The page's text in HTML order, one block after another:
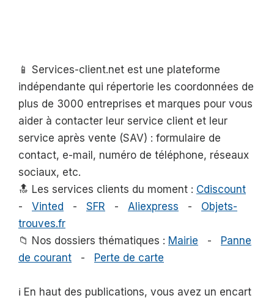
📱 Services-client.net est une plateforme
indépendante qui répertorie les coordonnées de
plus de 3000 entreprises et marques pour vous
aider à contacter leur service client et leur
service après vente (SAV) : formulaire de
contact, e-mail, numéro de téléphone, réseaux
sociaux, etc.
🔝 Les services clients du moment : Cdiscount
- Vinted - SFR - Aliexpress - Objets-
trouves.fr
📁 Nos dossiers thématiques : Mairie - Panne
de courant - Perte de carte
ℹ️ En haut des publications, vous avez un encart